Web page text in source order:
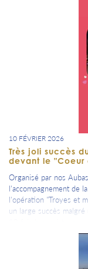
10 FÉVRIER 2026
Très joli succès
devant le "Coeur
Organisé par nos
l'accompagnement de
l'opération "Troyes et
un large succès
=> Découvre le